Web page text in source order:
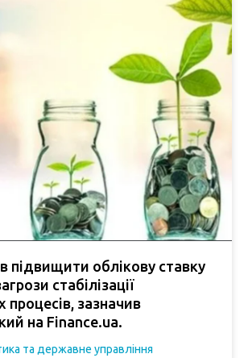
підвищити облікову ставку
стабілізації
процесів, зазначив
на Finance.ua.
та державне управління